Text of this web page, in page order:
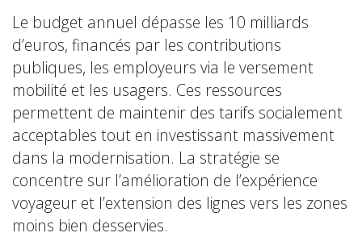
Le budget annuel dépasse les 10 milliards
d’euros, financés par les contributions
publiques, les employeurs via le versement
mobilité et les usagers. Ces ressources
permettent de maintenir des tarifs socialement
acceptables tout en investissant massivement
dans la modernisation. La stratégie se
concentre sur l’amélioration de l’expérience
voyageur et l’extension des lignes vers les zones
moins bien desservies.